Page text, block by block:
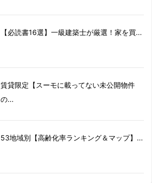
【必読書16選】一級建築士が厳選！家を買...
賃貸限定【スーモに載ってない未公開物件
の...
53地域別【高齢化率ランキング＆マップ】...